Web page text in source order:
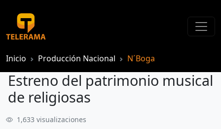
Inicio Producción Nacional N´Boga
Estreno del patrimonio musical
de religiosas
Estreno del patrimonio musical de religiosas
1,633 visualizaciones